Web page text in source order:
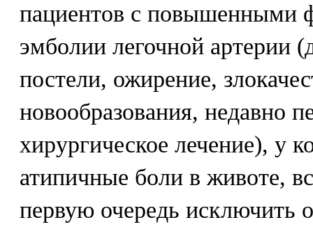
пациентов с повышенными
эмболии легочной артерии
постели, ожирение,
новообразования, недавно
хирургическое лечение), у
атипичные боли в животе,
первую очередь исключить